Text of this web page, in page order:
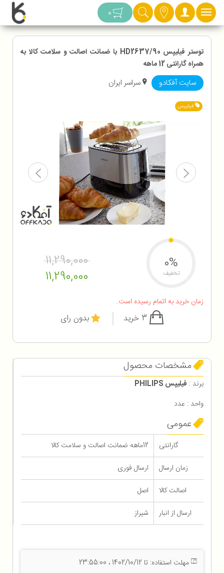
دسته بندی 0
توستر فیلیپس HD2637/90 با ضمانت اصالت و سلامت کالا به
همراه گارانتی 12 ماهه
سایت آفکادو سراسر ایران
فیلیپس
11,290,000
11,290,000
0%
تخفیف
زمان خرید به اتمام رسیده است.
بدون رای
مشخصات محصول
برند : فیلیپس PHILIPS
واحد : عدد
عمومی
گارانتی
12ماهه ضمانت اصالت و سلامت کالا
زمان ارسال
ارسال فوری
اصالت کالا
اصل
ارسال از انبار
شیراز
مهلت استفاده: تا 1402/10/12 ، 23:55:00